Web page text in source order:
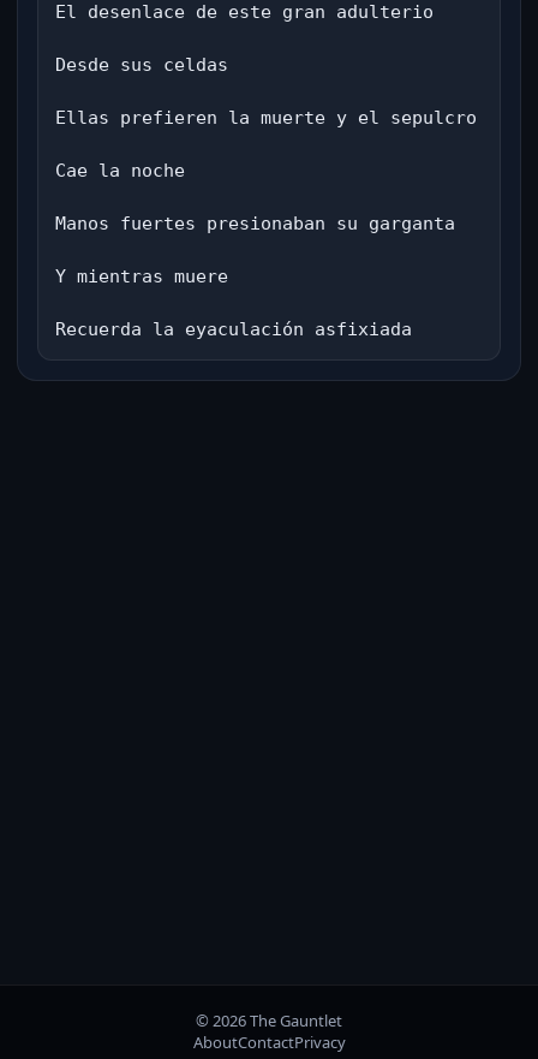
El desenlace de este gran adulterio
Desde sus celdas
Ellas prefieren la muerte y el sepulcro
Cae la noche
Manos fuertes presionaban su garganta
Y mientras muere
Recuerda la eyaculación asfixiada
© 2026 The Gauntlet
AboutContactPrivacy